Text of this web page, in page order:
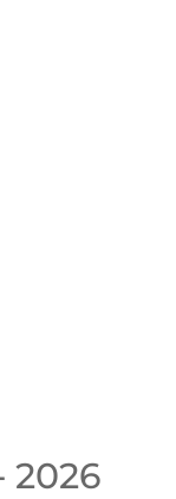
2026